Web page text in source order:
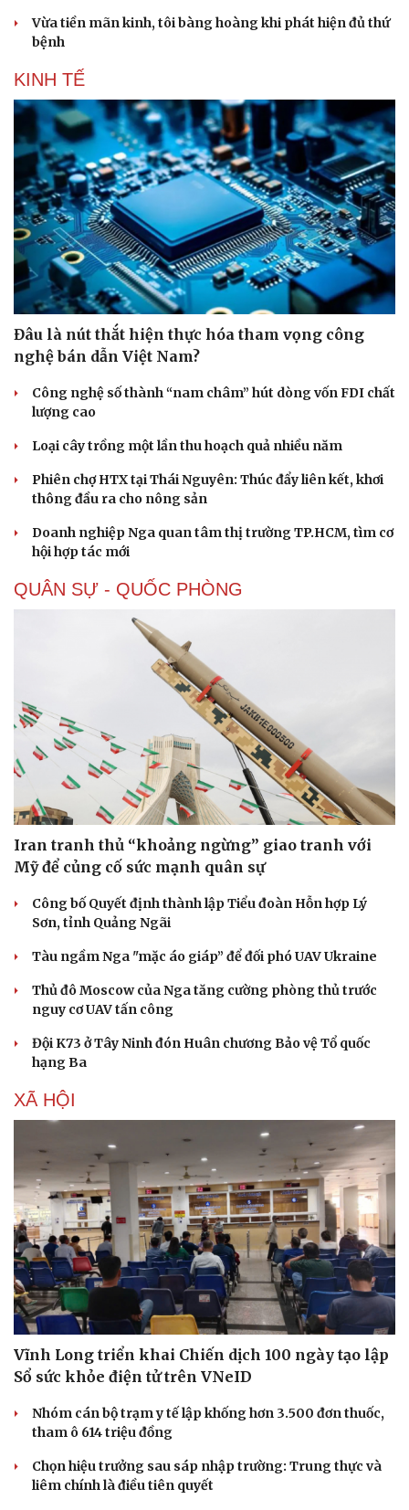
Doanh nghiệp
Thông tin doanh nghiệp
Doanh nghiệp 24h
Doanh nhân
Vì cộng đồng
Sành điệu
Tin Công nghệ
Trải nghiệm
Chuyển đổi số
Sức khỏe
Cây thuốc
Sản phụ khoa
Nam khoa
Làm đẹp - giảm cân
Đời sống
Blog
Vừa tiền mãn kinh, tôi bàng hoàng khi phát hiện đủ thứ
bệnh
KINH TẾ
Đâu là nút thắt hiện thực hóa tham vọng công
nghệ bán dẫn Việt Nam?
Công nghệ số thành “nam châm” hút dòng vốn FDI chất
lượng cao
Loại cây trồng một lần thu hoạch quả nhiều năm
Phiên chợ HTX tại Thái Nguyên: Thúc đẩy liên kết, khơi
thông đầu ra cho nông sản
Doanh nghiệp Nga quan tâm thị trường TP.HCM, tìm cơ
hội hợp tác mới
QUÂN SỰ - QUỐC PHÒNG
Iran tranh thủ “khoảng ngừng” giao tranh với
Mỹ để củng cố sức mạnh quân sự
Công bố Quyết định thành lập Tiểu đoàn Hỗn hợp Lý
Sơn, tỉnh Quảng Ngãi
Tàu ngầm Nga "mặc áo giáp” để đối phó UAV Ukraine
Thủ đô Moscow của Nga tăng cường phòng thủ trước
nguy cơ UAV tấn công
Đội K73 ở Tây Ninh đón Huân chương Bảo vệ Tổ quốc
hạng Ba
XÃ HỘI
Vĩnh Long triển khai Chiến dịch 100 ngày tạo lập
Sổ sức khỏe điện tử trên VNeID
Nhóm cán bộ trạm y tế lập khống hơn 3.500 đơn thuốc,
tham ô 614 triệu đồng
Chọn hiệu trưởng sau sáp nhập trường: Trung thực và
liêm chính là điều tiên quyết